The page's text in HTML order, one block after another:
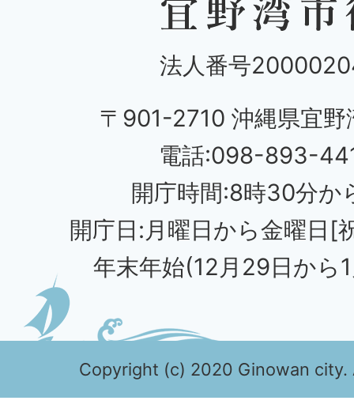
法人番号
〒901-2710 沖縄県宜野
電話:098-893-
開庁時間:8時30分か
開庁日:月曜日から金曜日[
年末年始(12月29日から
Copyright (c) 2020 Ginowan city.